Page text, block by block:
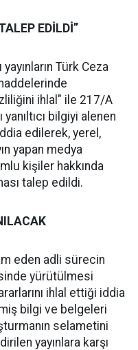
EDİLDİ’’
Türk Ceza
ihlal" ile 217/A
bilgiyi alenen
edilerek, yerel,
yapan medya
kişiler hakkında
talep edildi.
eden adli sürecin
yürütülmesi
ihlal ettiği iddia
bilgi ve belgeleri
selametini
yayınlara karşı